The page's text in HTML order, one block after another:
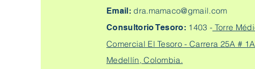
Email: dra.mamaco@gmail.com
Consultorio Tesoro: 1403 - Torre
Comercial El Tesoro - Carrera 25A #
Medellín, Colombia.